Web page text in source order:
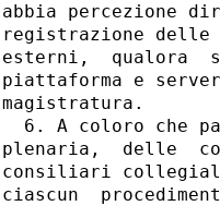
abbia percezione
registrazione delle
esterni,  qualora
piattaforma e
magistratura.
6. A coloro che
plenaria,  delle
consiliari
ciascun